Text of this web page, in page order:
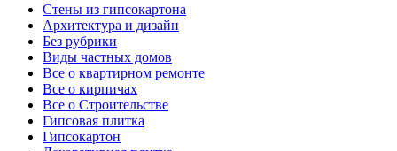
Cтены из гипсокартона
Архитектура и дизайн
Без рубрики
Виды частных домов
Все о квартирном ремонте
Все о кирпичах
Все о Строительстве
Гипсовая плитка
Гипсокартон